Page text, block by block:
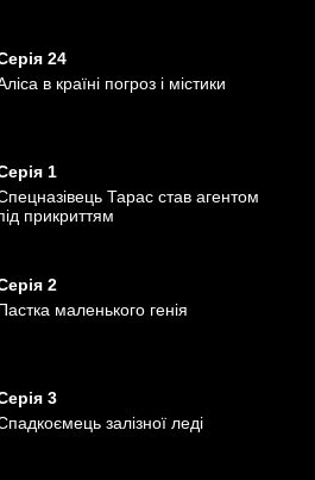
24
в країні погроз і містики
1
Тарас став агентом
прикриттям
2
маленького генія
3
залізної леді